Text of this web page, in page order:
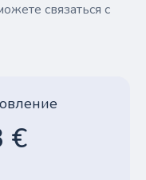
связаться с
€